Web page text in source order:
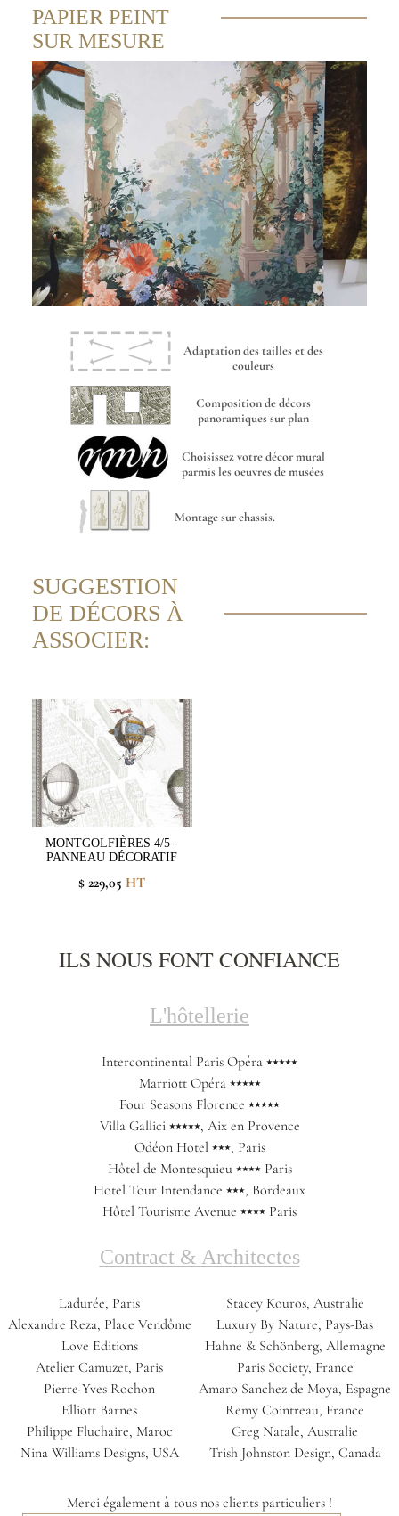
PAPIER PEINT
SUR MESURE
Adaptation des tailles et des
couleurs
Composition de décors
panoramiques sur plan
Choisissez votre décor mural
parmis les oeuvres de musées
Montage sur chassis.
SUGGESTION
DE DÉCORS À
ASSOCIER:
MONTGOLFIÈRES 4/5 -
PANNEAU DÉCORATIF
$ 229,05 HT
ILS NOUS FONT CONFIANCE
L'hôtellerie
Intercontinental Paris Opéra ⭑⭑⭑⭑⭑
Marriott Opéra ⭑⭑⭑⭑⭑
Four Seasons Florence ⭑⭑⭑⭑⭑
Villa Gallici ⭑⭑⭑⭑⭑, Aix en Provence
Odéon Hotel ⭑⭑⭑, Paris
Hôtel de Montesquieu ⭑⭑⭑⭑ Paris
Hotel Tour Intendance ⭑⭑⭑, Bordeaux
Hôtel Tourisme Avenue ⭑⭑⭑⭑ Paris
Contract & Architectes
Ladurée, Paris
Alexandre Reza, Place Vendôme
Love Editions
Atelier Camuzet, Paris
Pierre-Yves Rochon
Elliott Barnes
Philippe Fluchaire, Maroc
Nina Williams Designs, USA
Stacey Kouros, Australie
Luxury By Nature, Pays-Bas
Hahne & Schönberg, Allemagne
Paris Society, France
Amaro Sanchez de Moya, Espagne
Remy Cointreau, France
Greg Natale, Australie
Trish Johnston Design, Canada
Merci également à tous nos clients particuliers !